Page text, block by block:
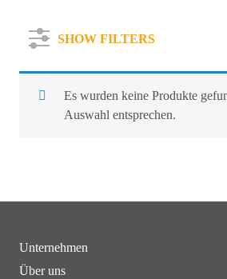
SHOW FILTERS
Es wurden keine Produkte
Auswahl entsprechen.
Unternehmen
Über uns